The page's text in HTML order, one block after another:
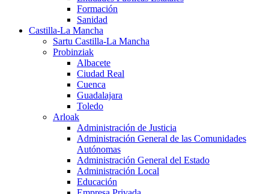
Formación
Sanidad
Castilla-La Mancha
Sartu Castilla-La Mancha
Probinziak
Albacete
Ciudad Real
Cuenca
Guadalajara
Toledo
Arloak
Administración de Justicia
Administración General de las Comunidades
Autónomas
Administración General del Estado
Administración Local
Educación